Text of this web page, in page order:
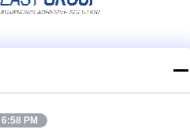
6:58 PM